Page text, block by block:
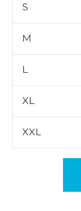
S
M
L
XL
XXL